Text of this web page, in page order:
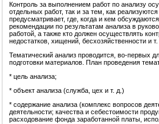
Контроль за выполнением работ по анализу
отдельных работ, так и за тем, как
предусматривает, где, когда и кем
рекомендации по результатам анализа в
работой, а также кто должен осуществлять
недостатков, хищений, бесхозяйственности и т.
Тематический анализ проводится, во-первых
подготовки материалов. План проведения
* цель анализа;
* объект анализа (служба, цех и т. д.)
* содержание анализа (комплекс вопросов
деятельности; качества и себестоимости
расходование фонда заработанной платы,